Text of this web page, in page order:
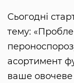
Сьогодні
тему:
асортимент
ваше овочеве